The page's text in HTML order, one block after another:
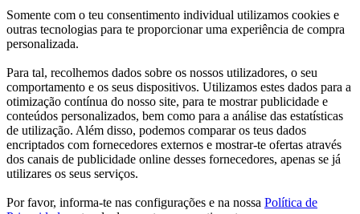
Somente com o teu consentimento individual utilizamos cookies e
outras tecnologias para te proporcionar uma experiência de compra
personalizada.
Para tal, recolhemos dados sobre os nossos utilizadores, o seu
comportamento e os seus dispositivos. Utilizamos estes dados para a
otimização contínua do nosso site, para te mostrar publicidade e
conteúdos personalizados, bem como para a análise das estatísticas
de utilização. Além disso, podemos comparar os teus dados
encriptados com fornecedores externos e mostrar-te ofertas através
dos canais de publicidade online desses fornecedores, apenas se já
utilizares os seus serviços.
Por favor, informa-te nas configurações e na nossa Política de